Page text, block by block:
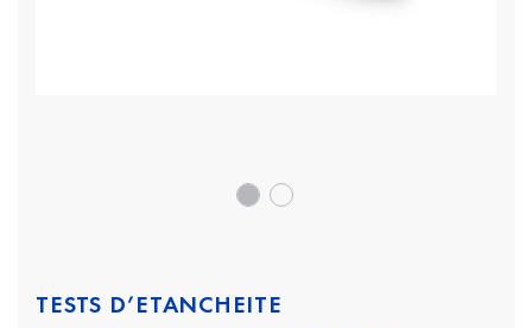
TESTS D’ETANCHEITE